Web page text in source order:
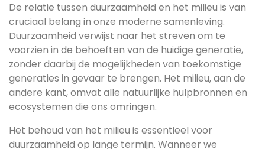
De relatie tussen duurzaamheid en het milieu is van
cruciaal belang in onze moderne samenleving.
Duurzaamheid verwijst naar het streven om te
voorzien in de behoeften van de huidige generatie,
zonder daarbij de mogelijkheden van toekomstige
generaties in gevaar te brengen. Het milieu, aan de
andere kant, omvat alle natuurlijke hulpbronnen en
ecosystemen die ons omringen.
Het behoud van het milieu is essentieel voor
duurzaamheid op lange termijn. Wanneer we